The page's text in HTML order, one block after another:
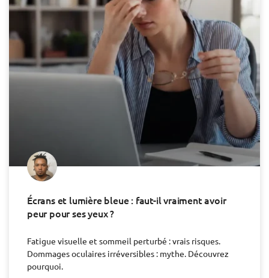
Écrans et lumière bleue : faut-il vraiment avoir
peur pour ses yeux ?
Fatigue visuelle et sommeil perturbé : vrais risques.
Dommages oculaires irréversibles : mythe. Découvrez
pourquoi.